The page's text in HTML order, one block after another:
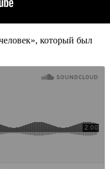
который был